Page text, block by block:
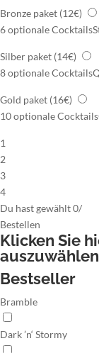
Bronze paket (12€)
6 optionale Cocktails
Silber paket (14€)
8 optionale Cocktails
Gold paket (16€)
10 optionale Cocktails
1
2
3
4
Du hast gewählt0/
Bestellen
Klicken Sie
auszuwählen
Bestseller
Bramble
Dark ’n‘ Stormy